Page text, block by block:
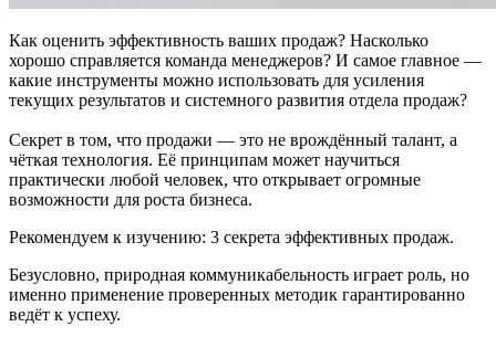
Как оценить эффективность ваших продаж? Насколько
хорошо справляется команда менеджеров? И самое главное —
какие инструменты можно использовать для усиления
текущих результатов и системного развития отдела продаж?
Секрет в том, что продажи — это не врождённый талант, а
чёткая технология. Её принципам может научиться
практически любой человек, что открывает огромные
возможности для роста бизнеса.
Рекомендуем к изучению: 3 секрета эффективных продаж.
Безусловно, природная коммуникабельность играет роль, но
именно применение проверенных методик гарантированно
ведёт к успеху.